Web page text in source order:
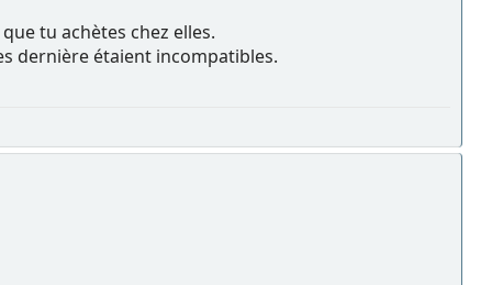
tu achètes chez elles.
dernière étaient incompatibles.